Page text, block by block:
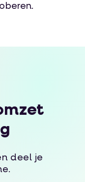
deel je